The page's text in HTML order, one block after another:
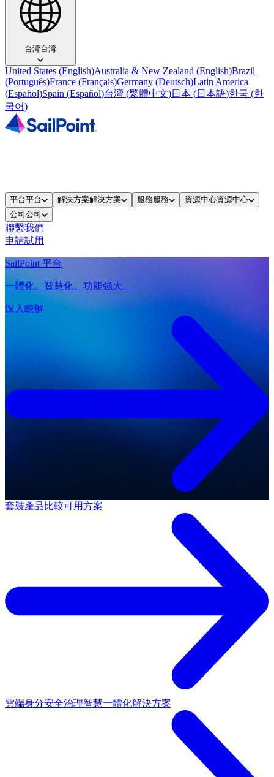
台湾台湾
United States (English)Australia & New Zealand (English)Brazil
(Português)France (Français)Germany (Deutsch)Latin America
(Español)Spain (Español)台湾 (繁體中文)日本 (日本語)한국 (한
국어)
平台平台 解決方案解決方案 服務服務 資源中心資源中心
公司 公司
聯繫我們
申請試用
SailPoint 平台
一體化。智慧化。功能強大。
深入瞭解
套裝產品比較可用方案
雲端身分安全治理智慧一體化解決方案